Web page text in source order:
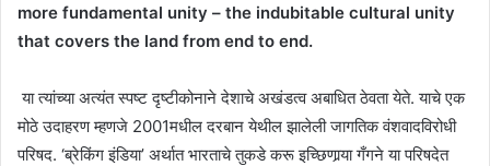
more fundamental unity – the indubitable cultural unity
that covers the land from end to end.
या त्यांच्या अत्यंत स्पष्ट दृष्टीकोनाने देशाचे अखंडत्व अबाधित ठेवता येते. याचे एक
मोठे उदाहरण म्हणजे 2001मधील दरबान येथील झालेली जागतिक वंशवादविरोधी
परिषद. ‘ब्रेकिंग इंडिया’ अर्थात भारताचे तुकडे करू इच्छिणार्‍या गँगने या परिषदेत